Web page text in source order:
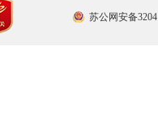
苏公网安备